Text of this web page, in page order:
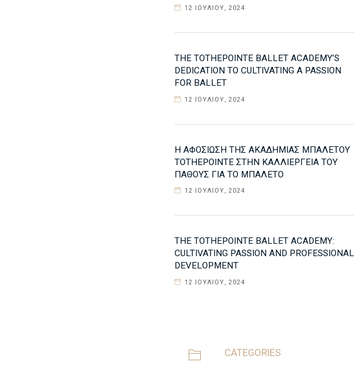
12 ΙΟΥΛΊΟΥ, 2024
THE TOTHEPOINTE BALLET ACADEMY’S
DEDICATION TO CULTIVATING A PASSION
FOR BALLET
12 ΙΟΥΛΊΟΥ, 2024
Η ΑΦΟΣΊΩΣΗ ΤΗΣ ΑΚΑΔΗΜΊΑΣ ΜΠΑΛΈΤΟΥ
TOTHEPOINTE ΣΤΗΝ ΚΑΛΛΙΈΡΓΕΙΑ ΤΟΥ
ΠΆΘΟΥΣ ΓΙΑ ΤΟ ΜΠΑΛΈΤΟ
12 ΙΟΥΛΊΟΥ, 2024
THE TOTHEPOINTE BALLET ACADEMY:
CULTIVATING PASSION AND PROFESSIONAL
DEVELOPMENT
12 ΙΟΥΛΊΟΥ, 2024
CATEGORIES